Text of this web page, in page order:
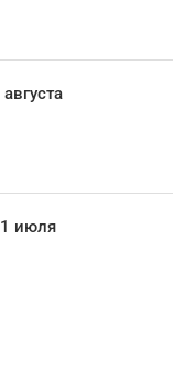
июля